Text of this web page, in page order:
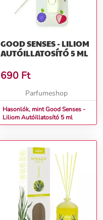
GOOD SENSES - LILIOM
AUTÓILLATOSÍTÓ 5 ML
690 Ft
Parfumeshop
Hasonlók, mint Good Senses -
Liliom Autóillatosító 5 ml